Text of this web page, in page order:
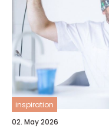
inspiration
02. May 2026